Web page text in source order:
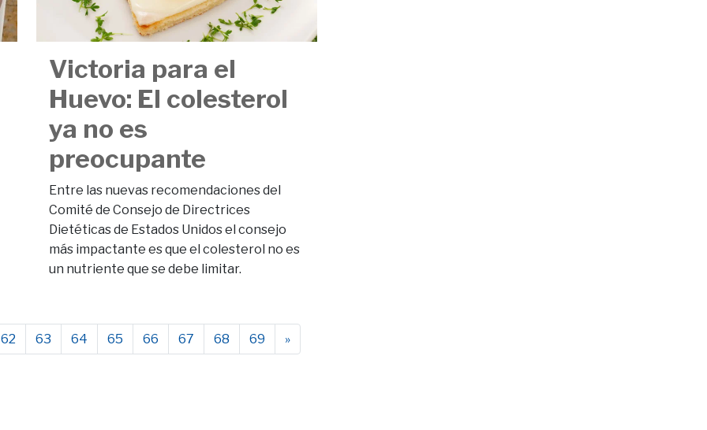
Victoria para el
Huevo: El colesterol
ya no es
preocupante
Entre las nuevas recomendaciones del
Comité de Consejo de Directrices
Dietéticas de Estados Unidos el consejo
más impactante es que el colesterol no es
un nutriente que se debe limitar.
62 63 64 65 66 67 68 69 »